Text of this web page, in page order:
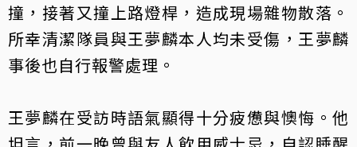
撞，接著又撞上路燈桿，造成現場雜物散落。
所幸清潔隊員與王夢麟本人均未受傷，王夢麟
事後也自行報警處理。
王夢麟在受訪時語氣顯得十分疲憊與懊悔。他